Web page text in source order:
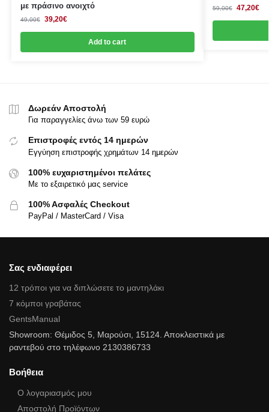
με πράσινο ανοιχτό
49,00€ 39,20€
Add to cart
59,00€ 47,20€
Δωρεάν Αποστολή
Για παραγγελίες άνω των 59 ευρώ
Επιστροφές εντός 14 ημερών
Εγγύηση επιστροφής χρημάτων 14 ημερών
100% ευχαριστημένοι πελάτες
Με το εξαιρετικό μας service
100% Ασφαλές Checkout
PayPal / MasterCard / Visa
Σας ενδιαφέρει
12 τρόποι για να διπλώσετε το μαντηλάκι
7 κόμποι γραβάτας
GentsManual
Showroom: Θέμιδος 5, Μαρούσι, 15124. Αποκλειστικά με
ραντεβού στο τηλέφωνο 2130386733
Βοήθεια
Ο λογαριασμός μου
Αποστολή Προϊόντων